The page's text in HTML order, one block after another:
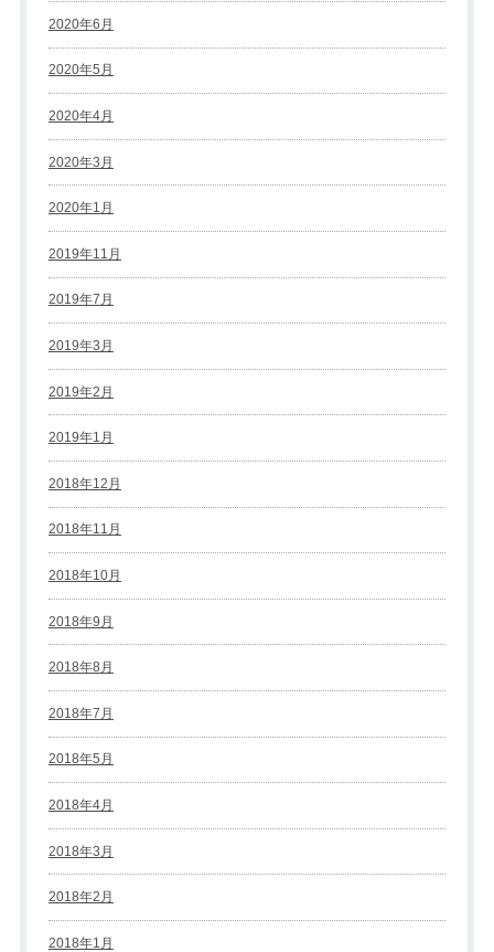
2020年6月
2020年5月
2020年4月
2020年3月
2020年1月
2019年11月
2019年7月
2019年3月
2019年2月
2019年1月
2018年12月
2018年11月
2018年10月
2018年9月
2018年8月
2018年7月
2018年5月
2018年4月
2018年3月
2018年2月
2018年1月